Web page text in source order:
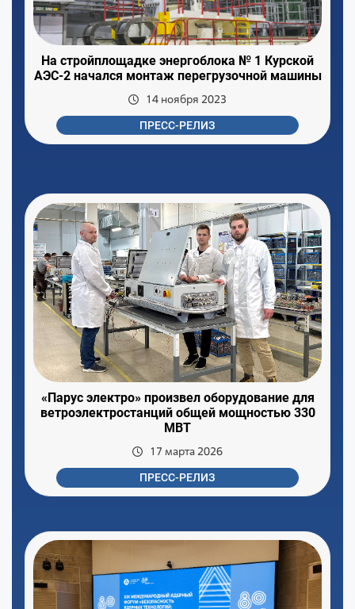
На стройплощадке энергоблока № 1 Курской
АЭС-2 начался монтаж перегрузочной машины
14 ноября 2023
ПРЕСС-РЕЛИЗ
«Парус электро» произвел оборудование для
ветроэлектростанций общей мощностью 330
МВТ
17 марта 2026
ПРЕСС-РЕЛИЗ